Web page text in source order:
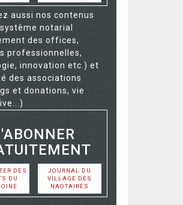
aussi nos contenus
notarial
des offices,
professionnelles,
innovation etc.) et
des associations
et donations, vie
DES
DU
JOURNAL DU
VILLAGE DES
NAOTAIRES